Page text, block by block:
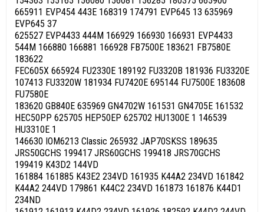
665911 EVP454 443E 168319 174791 EVP645 13 635969
EVP645 37
625527 EVP4433 444M 166929 166930 166931 EVP4433
544M 166880 166881 166928 FB7500E 183621 FB7580E
183622
FEC605X 665924 FU2330E 189192 FU3320B 181936 FU3320E
107413 FU3320W 181934 FU7420E 695144 FU7500E 183608
FU7580E
183620 GB840E 635969 GN4702W 161531 GN4705E 161532
HEC50PP 625705 HEP50EP 625702 HU1300E 1 146539
HU3310E 1
146630 IOM6213 Classic 265932 JAP70SKSS 189635
JRS50GCHS 199417 JRS60GCHS 199418 JRS70GCHS
199419 K43D2 144VD
161884 161885 K43E2 234VD 161935 K44A2 234VD 161842
K44A2 244VD 179861 K44C2 234VD 161873 161876 K44D1
234ND